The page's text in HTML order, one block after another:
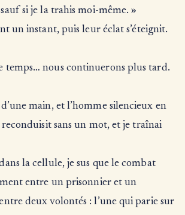
si je la trahis moi-même. »
un instant, puis leur éclat s’éteignit.
temps… nous continuerons plus tard.
main, et l’homme silencieux en
sans un mot, et je traînai
la cellule, je sus que le combat
entre un prisonnier et un
deux volontés : l’une qui parie sur